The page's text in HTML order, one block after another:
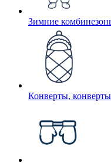
Зимние
Конверты,